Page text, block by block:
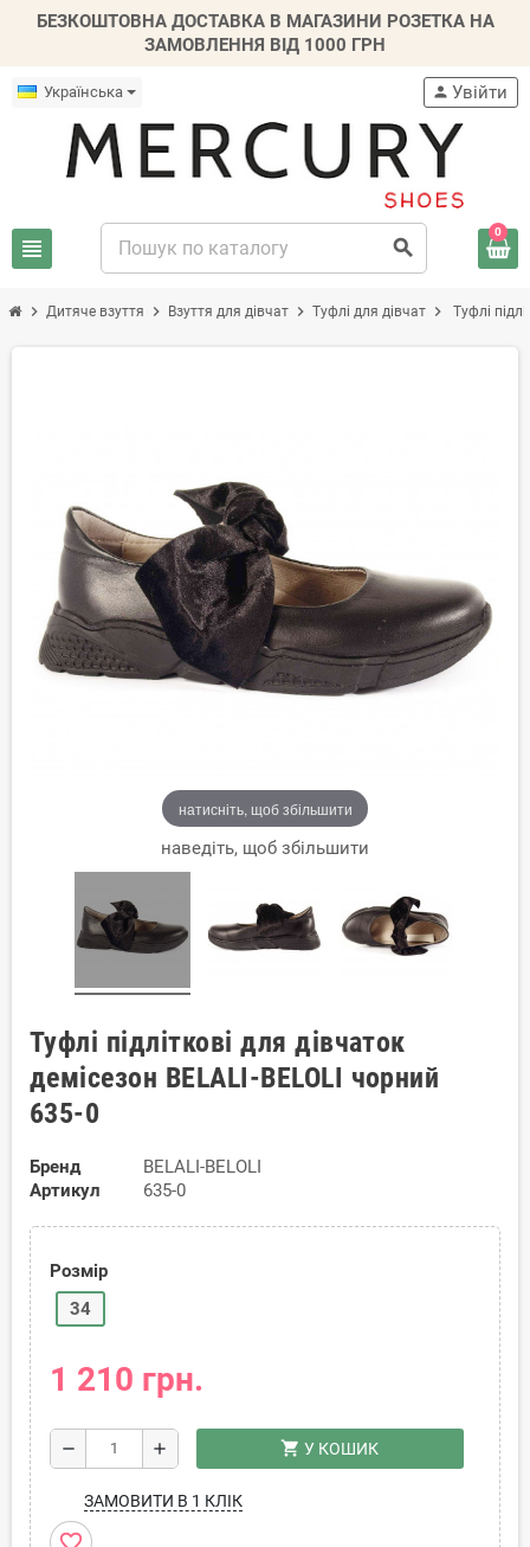
БЕЗКОШТОВНА ДОСТАВКА В МАГАЗИНИ РОЗЕТКА НА
ЗАМОВЛЕННЯ ВІД 1000 ГРН
Українська
view_headline search
person Увійти
0
chevron_right Дитяче взуття chevron_right Взуття для дівчат chevron_right Туфлі для дівчат chevron_right Туфлі
натисніть, щоб збільшити
наведіть, щоб збільшити
Туфлі підліткові для дівчаток
демісезон BELALI-BELOLI чорний
635-0
Бренд
BELALI-BELOLI
Артикул
635-0
Розмір
34
1 210 грн.
remove add shopping_cart У КОШИК
ЗАМОВИТИ В 1 КЛІК